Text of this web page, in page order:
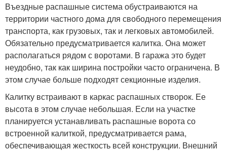
Въездные распашные система обустраиваются на
территории частного дома для свободного перемещения
транспорта, как грузовых, так и легковых автомобилей.
Обязательно предусматривается калитка. Она может
располагаться рядом с воротами. В гаража это будет
неудобно, так как ширина постройки часто ограничена. В
этом случае больше подходят секционные изделия.
Калитку встраивают в каркас распашных створок. Ее
высота в этом случае небольшая. Если на участке
планируется устанавливать распашные ворота со
встроенной калиткой, предусматривается рама,
обеспечивающая жесткость всей конструкции. Внешний